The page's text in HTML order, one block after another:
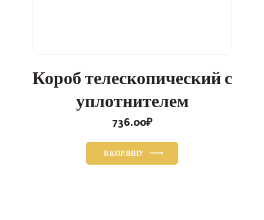
Короб телескопический с
уплотнителем
736.00₽
В КОРЗИНУ